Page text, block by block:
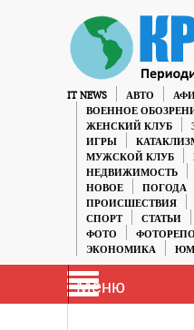
IT NEWS АВТО
ВОЕННОЕ
ЖЕНСКИЙ КЛУБ
ИГРЫ
МУЖСКОЙ КЛУБ
НЕДВИЖИМОСТЬ
НОВОЕ
ПОГОДА
ПРОИСШЕСТВИЯ
СПОРТ
СТАТЬИ
ФОТО
ЭКОНОМИКА
Меню